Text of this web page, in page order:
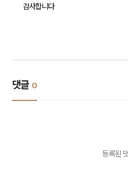
감사합니다
댓글 0
등록된